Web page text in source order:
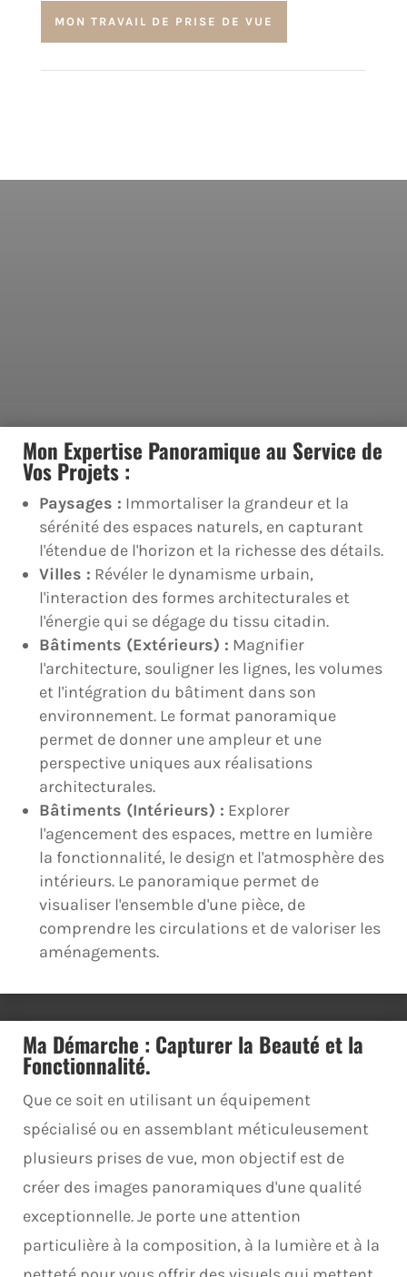
MON TRAVAIL DE PRISE DE VUE
Mon Expertise Panoramique au Service de
Vos Projets :
Paysages : Immortaliser la grandeur et la
sérénité des espaces naturels, en capturant
l'étendue de l'horizon et la richesse des détails.
Villes : Révéler le dynamisme urbain,
l'interaction des formes architecturales et
l'énergie qui se dégage du tissu citadin.
Bâtiments (Extérieurs) : Magnifier
l'architecture, souligner les lignes, les volumes
et l'intégration du bâtiment dans son
environnement. Le format panoramique
permet de donner une ampleur et une
perspective uniques aux réalisations
architecturales.
Bâtiments (Intérieurs) : Explorer
l'agencement des espaces, mettre en lumière
la fonctionnalité, le design et l'atmosphère des
intérieurs. Le panoramique permet de
visualiser l'ensemble d'une pièce, de
comprendre les circulations et de valoriser les
aménagements.
Ma Démarche : Capturer la Beauté et la
Fonctionnalité.
Que ce soit en utilisant un équipement
spécialisé ou en assemblant méticuleusement
plusieurs prises de vue, mon objectif est de
créer des images panoramiques d'une qualité
exceptionnelle. Je porte une attention
particulière à la composition, à la lumière et à la